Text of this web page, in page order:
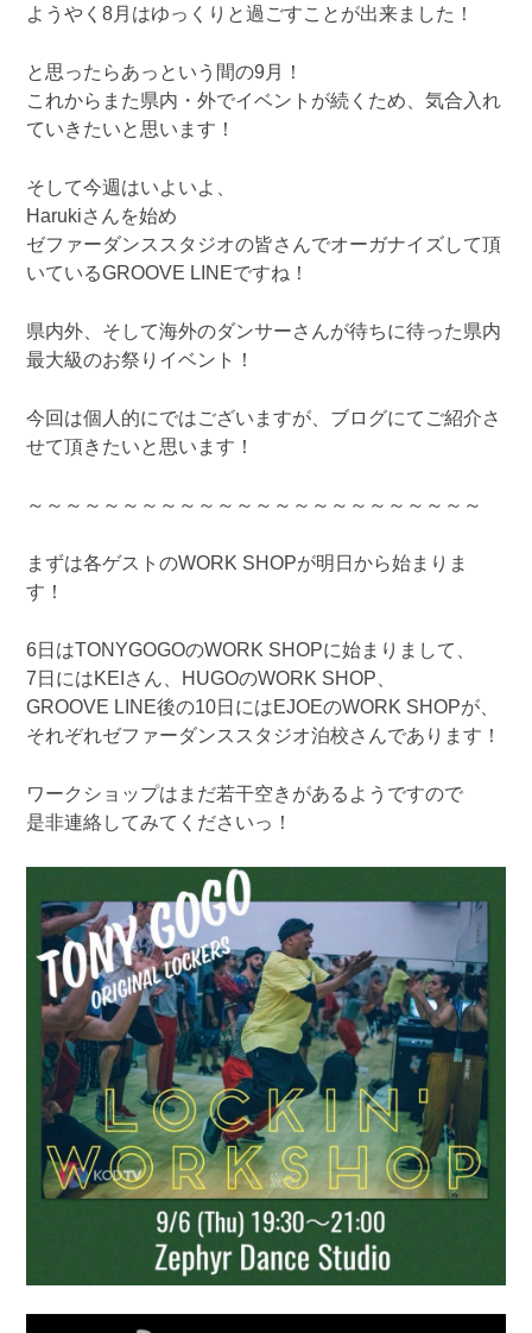
ようやく8月はゆっくりと過ごすことが出来ました！
と思ったらあっという間の9月！
これからまた県内・外でイベントが続くため、気合入れ
ていきたいと思います！
そして今週はいよいよ、
Harukiさんを始め
ゼファーダンススタジオの皆さんでオーガナイズして頂
いているGROOVE LINEですね！
県内外、そして海外のダンサーさんが待ちに待った県内
最大級のお祭りイベント！
今回は個人的にではございますが、ブログにてご紹介さ
せて頂きたいと思います！
～～～～～～～～～～～～～～～～～～～～～～～～
まずは各ゲストのWORK SHOPが明日から始まりま
す！
6日はTONYGOGOのWORK SHOPに始まりまして、
7日にはKEIさん、HUGOのWORK SHOP、
GROOVE LINE後の10日にはEJOEのWORK SHOPが、
それぞれゼファーダンススタジオ泊校さんであります！
ワークショップはまだ若干空きがあるようですので
是非連絡してみてくださいっ！